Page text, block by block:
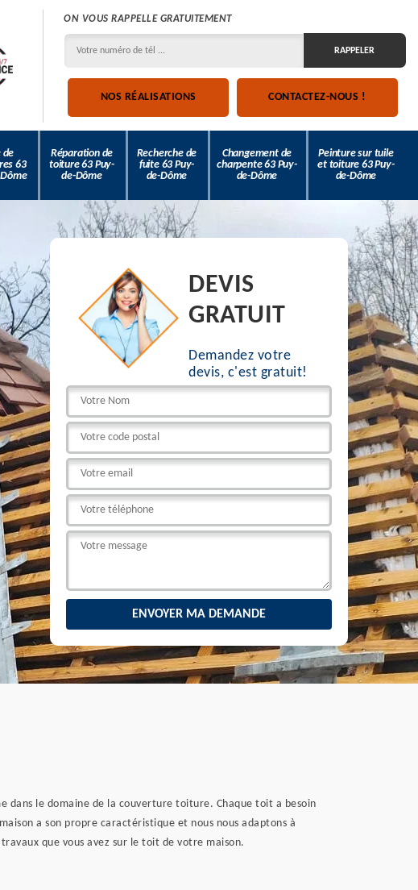
ON VOUS RAPPELLE GRATUITEMENT
NOS RÉALISATIONS CONTACTEZ-NOUS !
de
63
Réparation de
toiture 63 Puy-
de-Dôme
Recherche de
fuite 63 Puy-
de-Dôme
Changement de
charpente 63 Puy-
de-Dôme
Peinture sur tuile
et toiture 63 Puy-
de-Dôme
DEVIS
GRATUIT
Demandez votre
devis, c'est gratuit!
dans le domaine de la couverture toiture. Chaque toit a besoin
a son propre caractéristique et nous nous adaptons à
que vous avez sur le toit de votre maison.